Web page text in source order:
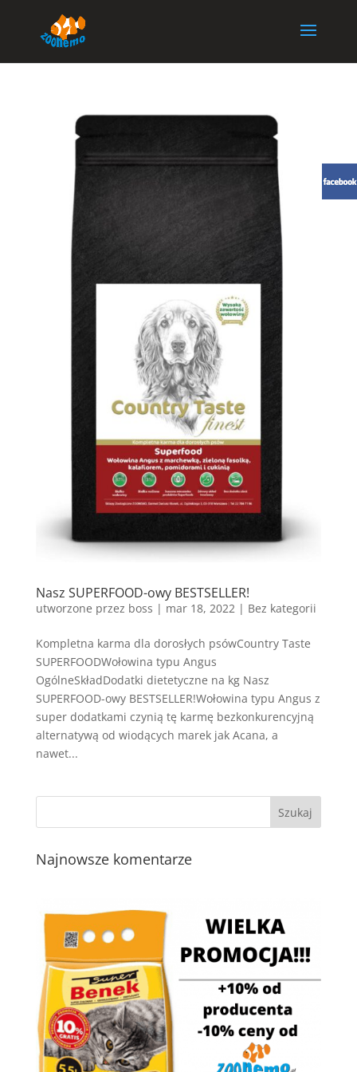
Nasz SUPERFOOD-owy BESTSELLER!
utworzone przez boss | mar 18, 2022| Bez kategorii
Kompletna karma dla dorosłych psówCountry Taste
SUPERFOODWołowina typu Angus
OgólneSkładDodatki dietetyczne na kg Nasz
SUPERFOOD-owy BESTSELLER!Wołowina typu Angus z
super dodatkami czynią tę karmę bezkonkurencyjną
alternatywą od wiodących marek jak Acana, a
nawet...
Najnowsze komentarze